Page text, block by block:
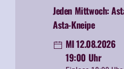
Jeden Mittwoch:
Asta-Kneipe
MI 12.08.2026
19:00 Uhr